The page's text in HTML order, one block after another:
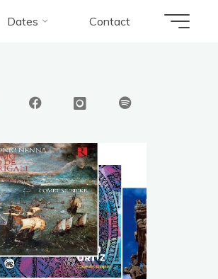
Dates Contact